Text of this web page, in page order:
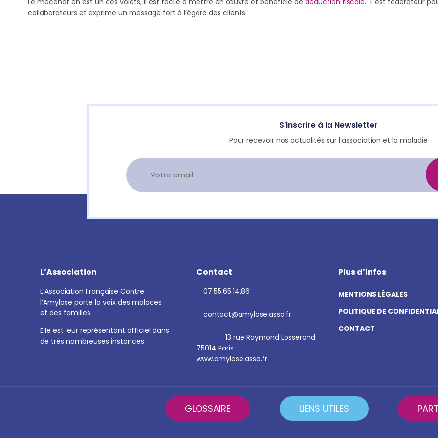
Le mécénat en est un des volets, il est facile à mettre en œuvre et bénéficie de déduction fiscale. Il est fédérateur
collaborateurs et exprime un message fort à l’égard des clients.
S’inscrire à la Newsletter
Pour recevoir nos actualités sur l’association et la maladie
L’Association
L’Association Française Contre
l’Amylose porte la voix des malades
et des familles.
Elle est leur représentant officiel dans
de très nombreuses instances.
Contact
07.55.65.14.86
contact@amylose.asso.fr
13 rue Raymond Losserand
75014 Paris
www.amylose.asso.fr
Plus d’infos
MENTIONS LÉGALES
POLITIQUE DE
CONTACT
GLOSSAIRE LIENS UTILES